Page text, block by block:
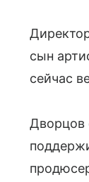
сын
сейчас
Дворцов